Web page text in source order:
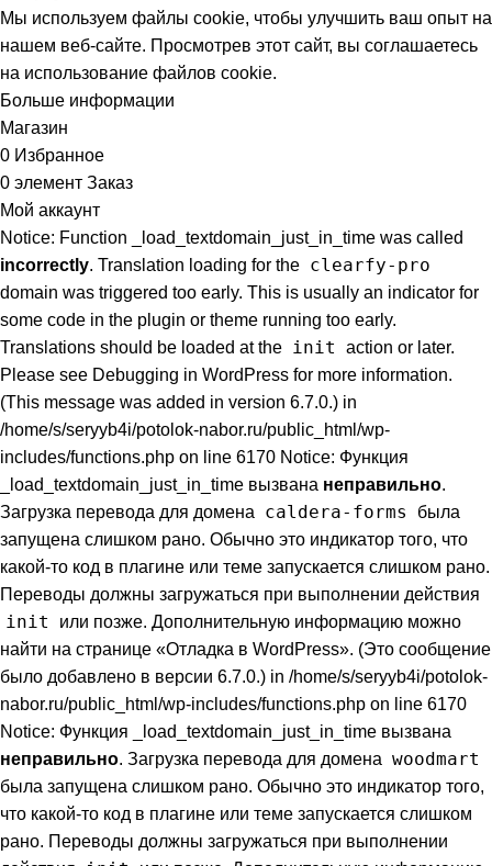
Мы используем файлы cookie, чтобы улучшить ваш опыт на
нашем веб-сайте. Просмотрев этот сайт, вы соглашаетесь
на использование файлов cookie.
Больше информации
Магазин
0 Избранное
0 элемент Заказ
Мой аккаунт
Notice: Function _load_textdomain_just_in_time was called
incorrectly. Translation loading for the clearfy-pro
domain was triggered too early. This is usually an indicator for
some code in the plugin or theme running too early.
Translations should be loaded at the init
action or later.
Please see Debugging in WordPress for more information.
(This message was added in version 6.7.0.) in
/home/s/seryyb4i/potolok-nabor.ru/public_html/wp-
includes/functions.php on line 6170 Notice: Функция
_load_textdomain_just_in_time вызвана неправильно.
Загрузка перевода для домена
caldera-forms
была
запущена слишком рано. Обычно это индикатор того, что
какой-то код в плагине или теме запускается слишком рано.
Переводы должны загружаться при выполнении действия
init
или позже. Дополнительную информацию можно
найти на странице «Отладка в WordPress». (Это сообщение
было добавлено в версии 6.7.0.) in /home/s/seryyb4i/potolok-
nabor.ru/public_html/wp-includes/functions.php on line 6170
Notice: Функция _load_textdomain_just_in_time вызвана
неправильно. Загрузка перевода для домена woodmart
была запущена слишком рано. Обычно это индикатор того,
что какой-то код в плагине или теме запускается слишком
рано. Переводы должны загружаться при выполнении